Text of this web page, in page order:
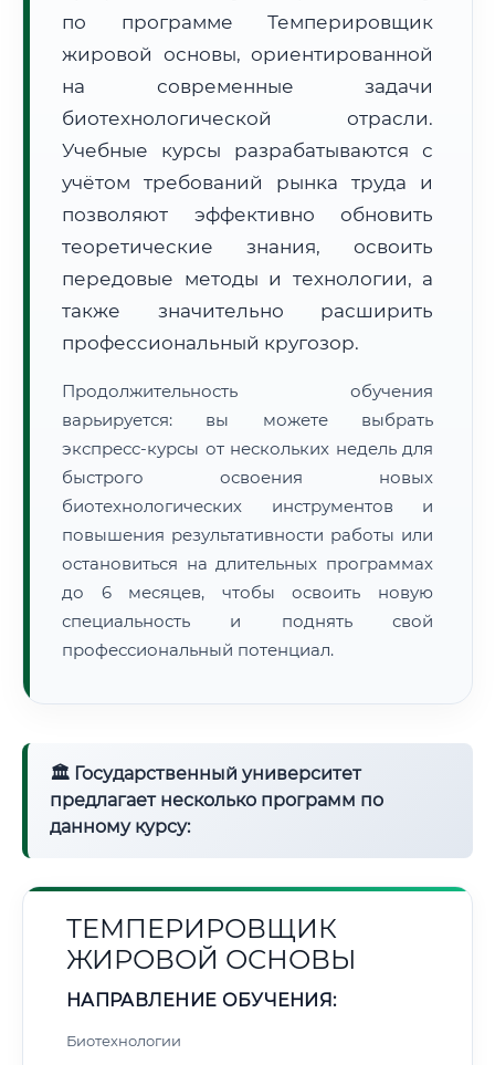
Расчет логистики оригиналов:
~638 км
• Экспресс-доставка СДЭК / Почтой:1–2 рабочих дня
📜 Документы и аккредитация ФИС ФРДО
🔍Нажмите на документ для увеличения и просмотра
по программе Темперировщик
жировой основы, ориентированной
на современные задачи
биотехнологической отрасли.
Учебные курсы разрабатываются с
учётом требований рынка труда и
позволяют эффективно обновить
теоретические знания, освоить
передовые методы и технологии, а
также значительно расширить
профессиональный кругозор.
Продолжительность обучения
варьируется: вы можете выбрать
экспресс-курсы от нескольких недель для
быстрого освоения новых
биотехнологических инструментов и
повышения результативности работы или
остановиться на длительных программах
до 6 месяцев, чтобы освоить новую
специальность и поднять свой
профессиональный потенциал.
🏛 Государственный университет
предлагает несколько программ по
данному курсу:
ТЕМПЕРИРОВЩИК
ЖИРОВОЙ ОСНОВЫ
НАПРАВЛЕНИЕ ОБУЧЕНИЯ:
Биотехнологии